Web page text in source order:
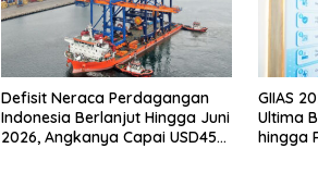
Defisit Neraca Perdagangan
Indonesia Berlanjut Hingga Juni
2026, Angkanya Capai USD450
GIIAS
Ultima
hingga